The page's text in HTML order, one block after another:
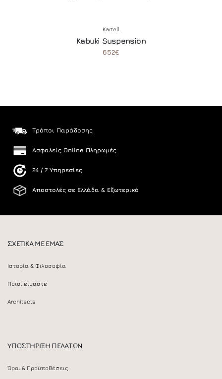
Kartell
Kabuki Suspension
652€
Τρόποι Παράδοσης
Ασφαλείς Online Πληρωμές
24 / 7 Υπηρεσίες
Αποστολές σε Ελλάδα & Εξωτερικό
ΣΧΕΤΙΚΑ ΜΕ ΕΜΑΣ
Ιστορία & Φιλοσοφία
Ποιοί είμαστε
Architects
ΥΠΟΣΤΗΡΙΞΗ ΠΕΛΑΤΩΝ
Όροι & Προϋποθέσεις